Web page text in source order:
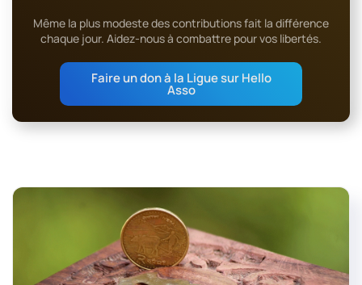
Même la plus modeste des contributions fait la différence
chaque jour. Aidez-nous à combattre pour vos libertés.
Faire un don à la Ligue sur Hello
Asso